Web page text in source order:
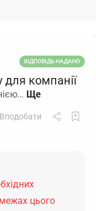
ВІДПОВІДЬ НАДАНО
для компанії
Вподобати
цього